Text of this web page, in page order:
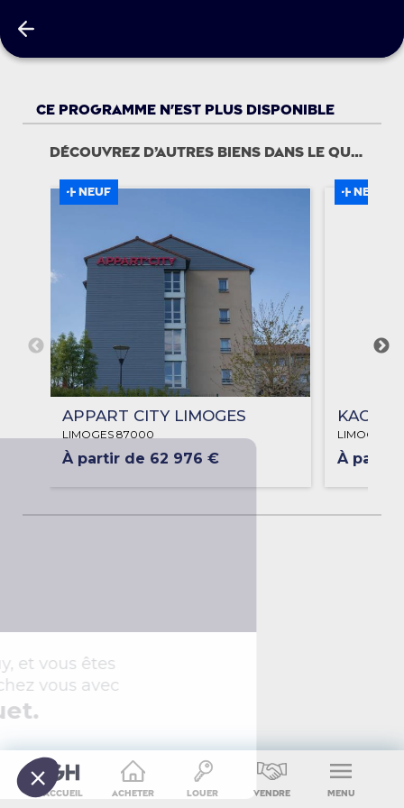
Ce programme n'est plus disponible
Découvrez d’autres biens dans le quartier
NEUF
APPART CITY LIMOGES
LIMOGES 87000
À partir de 62 976 €
NEUF
LIMOGES
À partir
Accueil Acheter Louer Vendre Menu